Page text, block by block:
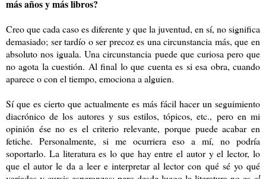
más años y más libros?
Creo que cada caso es diferente y que la juventud, en sí, no significa
demasiado; ser tardío o ser precoz es una circunstancia más, que en
absoluto nos iguala. Una circunstancia puede que curiosa pero que
no agota la cuestión. Al final lo que cuenta es si esa obra, cuando
aparece o con el tiempo, emociona a alguien.
Sí que es cierto que actualmente es más fácil hacer un seguimiento
diacrónico de los autores y sus estilos, tópicos, etc., pero en mi
opinión ése no es el criterio relevante, porque puede acabar en
fetiche. Personalmente, si me ocurriera eso a mí, no podría
soportarlo. La literatura es lo que hay entre el autor y el lector, lo
que el autor le da a leer e interpretar al lector con qué sé yo qué